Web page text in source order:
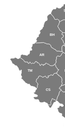
AR
BH
CS
TM